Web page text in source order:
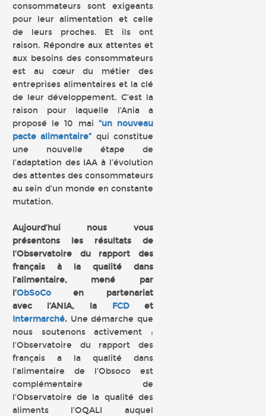
consommateurs sont exigeants
pour leur alimentation et celle
de leurs proches. Et ils ont
raison. Répondre aux attentes et
aux besoins des consommateurs
est au cœur du métier des
entreprises alimentaires et la clé
de leur développement. C’est la
raison pour laquelle l’Ania a
proposé le 10 mai “un nouveau
pacte alimentaire” qui constitue
une nouvelle étape de
l’adaptation des IAA à l’évolution
des attentes des consommateurs
au sein d’un monde en constante
mutation.
Aujourd’hui nous vous
présentons les résultats de
l’Observatoire du rapport des
français à la qualité dans
l’alimentaire, mené par
l’ObSoCoen partenariat
avec l’ANIA, la FCDet
Intermarché.Une démarche que
nous soutenons activement :
l’Observatoire du rapport des
français a la qualité dans
l’alimentaire de l’Obsoco est
complémentaire de
l’Observatoire de la qualité des
aliments l’OQALI auquel